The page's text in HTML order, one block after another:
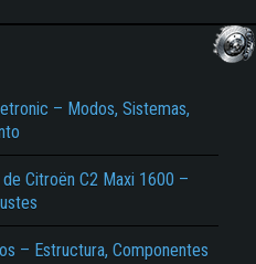
– Modos, Sistemas,
Citroën C2 Maxi 1600 –
– Estructura, Componentes